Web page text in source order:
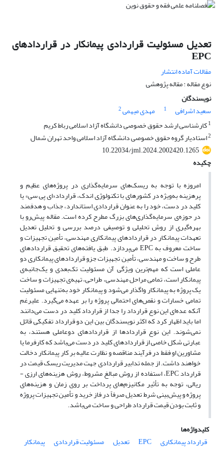
تعدیل مسئولیت قراردادی پیمانکار در قراردادهای
EPC
مقالات آماده انتشار
نوع مقاله : مقاله پژوهشی
نویسندگان
سعید اشرافی
1 مهدی میهمی2
1کارشناسی ارشد حقوق خصوصی دانشگاه آزاد اسلامی رباط کریم
2استادیار گروه حقوق خصوصی دانشگاه آزاد اسلامی واحد تهران شمال
10.22034/jml.2024.2002420.1265
چکیده
امروزه با توجه به ریسک‌های سرمایه‌گذاری در پروژه‌های عظیم و
پرهزینه به‌ویژه در کشورهای با تکنولوژی اندک، قرارداد«ای پی سی» یا
کلید در دست، خود را به عنوان قراردادی استاندارد، جذاب و هدفمند
در حوزه‌ی سرمایه‌گذاری‌های بزرگ مطرح کرده است. مقاله پیش‌رو با
بهره‌گیری از روش تحلیلی و توصیفی درصد بررسی و تحلیل تعدیل
تعهدات پیمانکار در قراردادهای پیمانکاری مهندسی، تأمین تجهیزات و
ساخت معروف به EPC می‌پردازد. طبق یافته‌های تحقیق قراردادهای
طرح و ساخت و مهندسی، تأمین تجهیزات جزو قراردادهای پیمانکاری دو
عاملی است که مهم‌ترین ویژگی آن مسئولیت تک‌بعدی و یک‌جانبه‌ی
پیمانکار است، تمامی مراحل مهندسی، طراحی، تهیه‌ی تجهیزات و ساخت
یک پروژه به پیمانکار واگذار می‌شود و پیمانکار خود به‌تنهایی مسئولیت
تمامی خسارات و نقص‌های احتمالی پروژه را بر عهده می‌گیرد. علیرغم
آنکه عده‌ای این نوع قرارداد را جدا از قرارداد کلید در دست می‌دانند
اما باید اظهار کرد که اکثر نویسندگان بین این دو قرارداد تفکیکی قائل
نمی‌شوند. این نوع قراردادها از قراردادهای دوعاملی هستند، به
عبارتی شکل خاصی از قراردادهای کلید در دست می‌باشد که کارفرما یا
مشاورین او فقط در فرآیند مناقصه و نظارت عالیه بر کار پیمانکار دخالت
خواهند داشت. از جمله تدابیر قراردادی جهت مدیریت ریسک قیمت در
قرارداد EPC، استفاده از روش مبالغ مشروط، روش هزینه‌های ارزی -
ریالی، توجه به تأثیر مکانیزم‌های پرداخت بر روی زمان و هزینه‌های
پروژه و پیش‌بینی شرط تعدیل صرفاً در فاز خرید و تأمین تجهیزات پروژه
و ثابت بودن قیمت قرارداد طراحی و ساخت می‌باشد.
کلیدواژه‌ها
قرارداد پیمانکاری
EPC تعدیل مسئولیت قراردادی
پیمانکار